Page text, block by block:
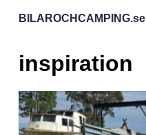
BILAROCHCAMPING.se
inspiration